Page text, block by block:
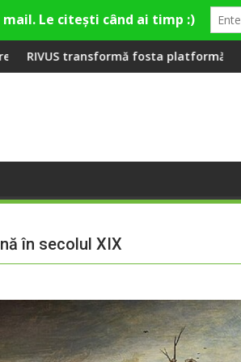
Fashion Village
platformă Carbochim într-un nouCând
în secolul XIX